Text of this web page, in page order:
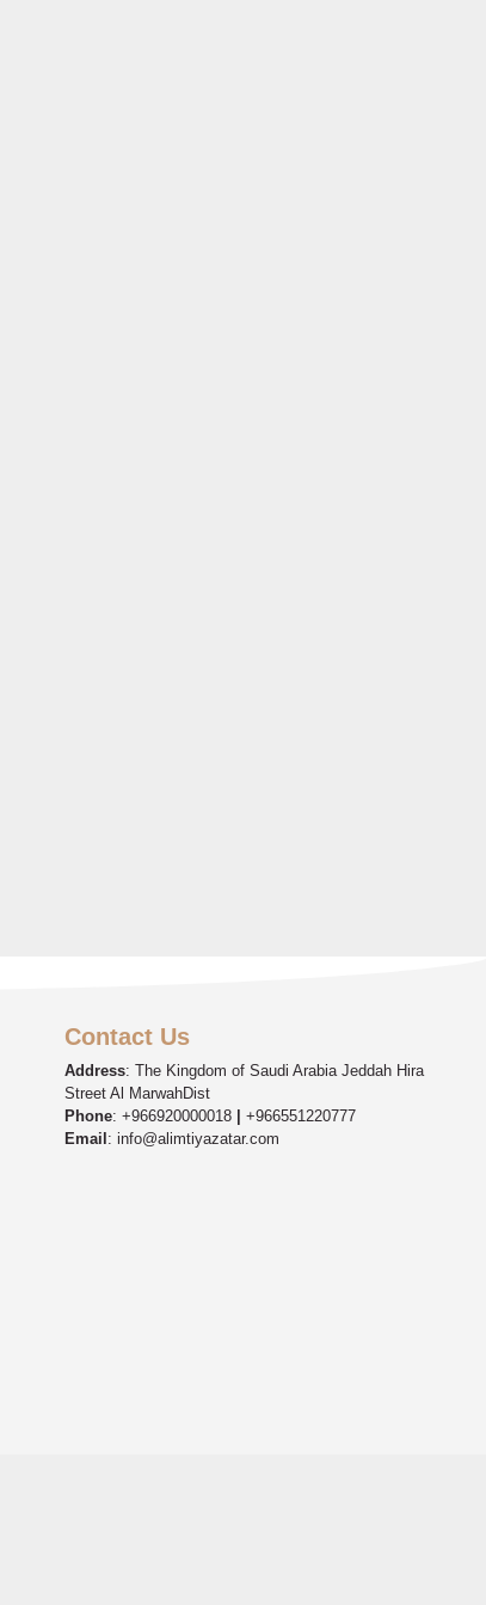
Contact Us
Address: The Kingdom of Saudi Arabia Jeddah Hira
Street Al MarwahDist
Phone: +966920000018
+966551220777
Email : info@alimtiyazatar.com